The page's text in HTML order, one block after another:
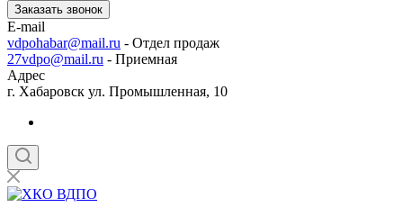
Заказать звонок
E-mail
vdpohabar@mail.ru - Отдел продаж
27vdpo@mail.ru - Приемная
Адрес
г. Хабаровск ул. Промышленная, 10